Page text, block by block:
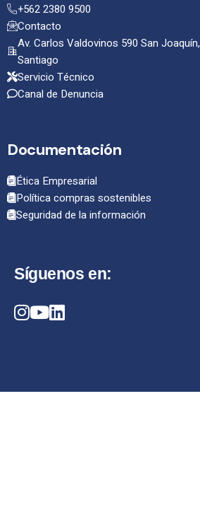
+562 2380 9500
Contacto
Av. Carlos Valdovinos 590 San
Santiago
Servicio Técnico
Canal de Denuncia
Documentación
Ética Empresarial
Política compras sostenibles
Seguridad de la información
Síguenos en: